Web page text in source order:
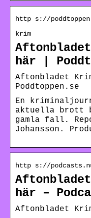
http s://
krim
här |
Aftonbladet
Poddtoppen.se
En
aktuella brott
gamla fall.
Johansson.
http s://
här –
Aftonbladet